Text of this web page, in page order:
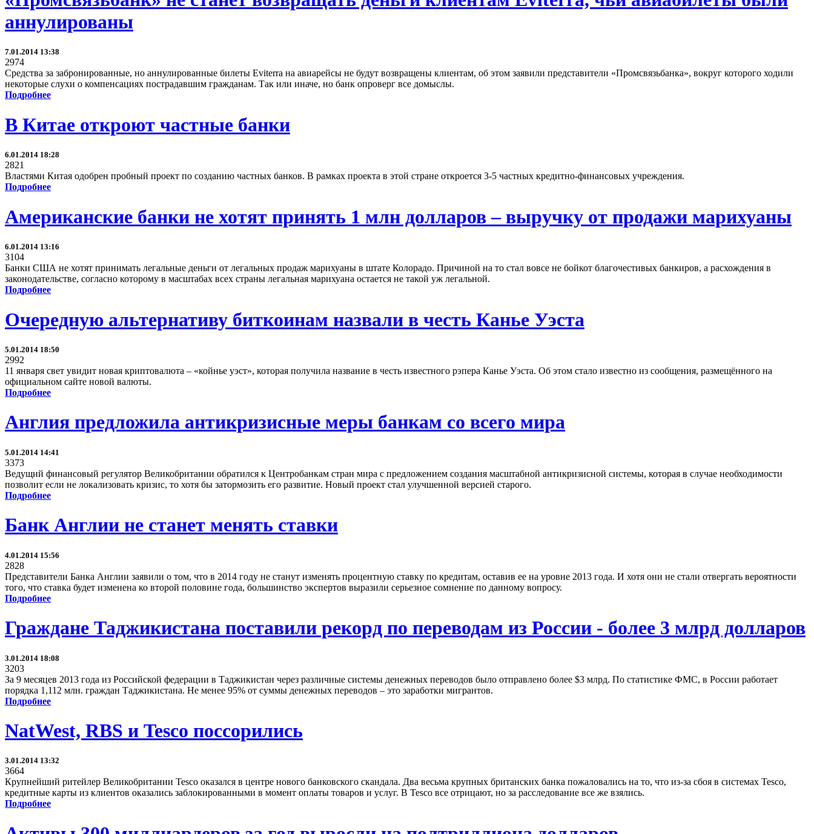
аннулированы
7.01.2014 13:38
2974
Средства за забронированные, но аннулированные билеты Eviterra на авиарейсы не будут возвращены клиентам, об этом заявили представители «Промсвязьбанка», вокруг которого ходили
некоторые слухи о компенсациях пострадавшим гражданам. Так или иначе, но банк опроверг все домыслы.
Подробнее
В Китае откроют частные банки
6.01.2014 18:28
2821
Властями Китая одобрен пробный проект по созданию частных банков. В рамках проекта в этой стране откроется 3-5 частных кредитно-финансовых учреждения.
Подробнее
Американские банки не хотят принять 1 млн долларов – выручку от продажи марихуаны
6.01.2014 13:16
3104
Банки США не хотят принимать легальные деньги от легальных продаж марихуаны в штате Колорадо. Причиной на то стал вовсе не бойкот благочестивых банкиров, а расхождения в
законодательстве, согласно которому в масштабах всех страны легальная марихуана остается не такой уж легальной.
Подробнее
Очередную альтернативу биткоинам назвали в честь Канье Уэста
5.01.2014 18:50
2992
11 января свет увидит новая криптовалюта – «койнье уэст», которая получила название в честь известного рэпера Канье Уэста. Об этом стало известно из сообщения, размещённого на
официальном сайте новой валюты.
Подробнее
Англия предложила антикризисные меры банкам со всего мира
5.01.2014 14:41
3373
Ведущий финансовый регулятор Великобритании обратился к Центробанкам стран мира с предложением создания масштабной антикризисной системы, которая в случае необходимости
позволит если не локализовать кризис, то хотя бы затормозить его развитие. Новый проект стал улучшенной версией старого.
Подробнее
Банк Англии не станет менять ставки
4.01.2014 15:56
2828
Представители Банка Англии заявили о том, что в 2014 году не станут изменять процентную ставку по кредитам, оставив ее на уровне 2013 года. И хотя они не стали отвергать вероятности
того, что ставка будет изменена ко второй половине года, большинство экспертов выразили серьезное сомнение по данному вопросу.
Подробнее
Граждане Таджикистана поставили рекорд по переводам из России - более 3 млрд долларов
3.01.2014 18:08
3203
За 9 месяцев 2013 года из Российской федерации в Таджикистан через различные системы денежных переводов было отправлено более $3 млрд. По статистике ФМС, в России работает
порядка 1,112 млн. граждан Таджикистана. Не менее 95% от суммы денежных переводов – это заработки мигрантов.
Подробнее
NatWest, RBS и Tesco поссорились
3.01.2014 13:32
3664
Крупнейший ритейлер Великобритании Tesco оказался в центре нового банковского скандала. Два весьма крупных британских банка пожаловались на то, что из-за сбоя в системах Tesco,
кредитные карты из клиентов оказались заблокированными в момент оплаты товаров и услуг. В Tesco все отрицают, но за расследование все же взялись.
Подробнее